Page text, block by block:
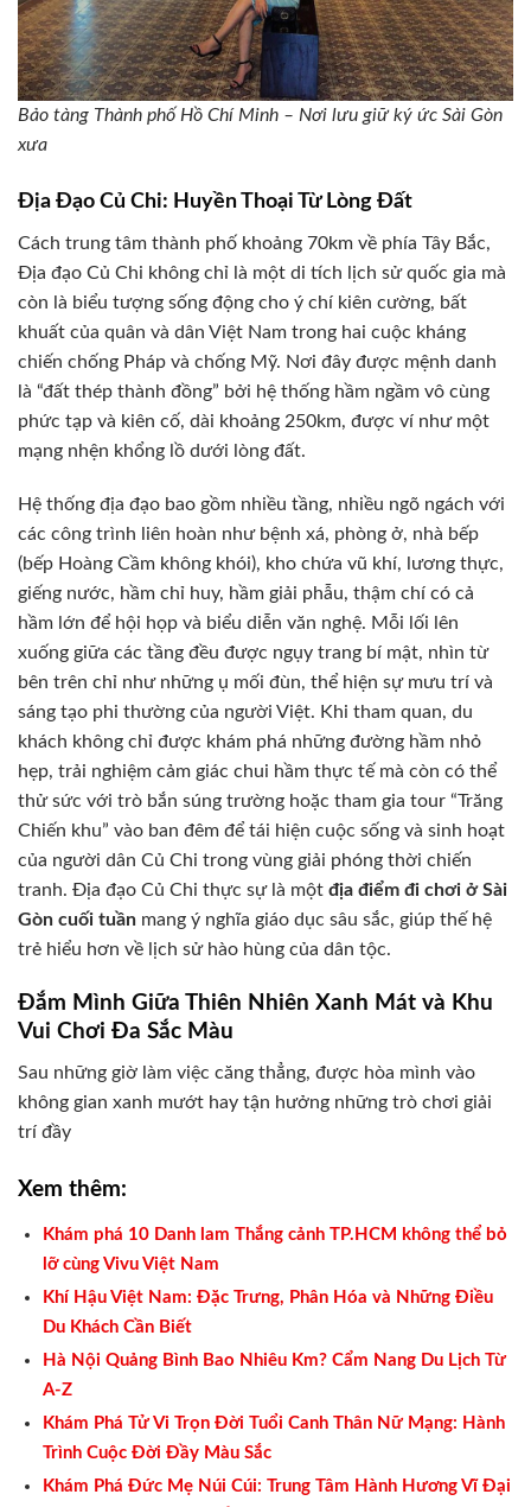
Bảo tàng Thành phố Hồ Chí Minh – Nơi lưu giữ ký ức Sài Gòn
xưa
Địa Đạo Củ Chi: Huyền Thoại Từ Lòng Đất
Cách trung tâm thành phố khoảng 70km về phía Tây Bắc,
Địa đạo Củ Chi không chỉ là một di tích lịch sử quốc gia mà
còn là biểu tượng sống động cho ý chí kiên cường, bất
khuất của quân và dân Việt Nam trong hai cuộc kháng
chiến chống Pháp và chống Mỹ. Nơi đây được mệnh danh
là “đất thép thành đồng” bởi hệ thống hầm ngầm vô cùng
phức tạp và kiên cố, dài khoảng 250km, được ví như một
mạng nhện khổng lồ dưới lòng đất.
Hệ thống địa đạo bao gồm nhiều tầng, nhiều ngõ ngách với
các công trình liên hoàn như bệnh xá, phòng ở, nhà bếp
(bếp Hoàng Cầm không khói), kho chứa vũ khí, lương thực,
giếng nước, hầm chỉ huy, hầm giải phẫu, thậm chí có cả
hầm lớn để hội họp và biểu diễn văn nghệ. Mỗi lối lên
xuống giữa các tầng đều được ngụy trang bí mật, nhìn từ
bên trên chỉ như những ụ mối đùn, thể hiện sự mưu trí và
sáng tạo phi thường của người Việt. Khi tham quan, du
khách không chỉ được khám phá những đường hầm nhỏ
hẹp, trải nghiệm cảm giác chui hầm thực tế mà còn có thể
thử sức với trò bắn súng trường hoặc tham gia tour “Trăng
Chiến khu” vào ban đêm để tái hiện cuộc sống và sinh hoạt
của người dân Củ Chi trong vùng giải phóng thời chiến
tranh. Địa đạo Củ Chi thực sự là một địa điểm đi chơi ở Sài
Gòn cuối tuần mang ý nghĩa giáo dục sâu sắc, giúp thế hệ
trẻ hiểu hơn về lịch sử hào hùng của dân tộc.
Đắm Mình Giữa Thiên Nhiên Xanh Mát và Khu
Vui Chơi Đa Sắc Màu
Sau những giờ làm việc căng thẳng, được hòa mình vào
không gian xanh mướt hay tận hưởng những trò chơi giải
trí đầy
Xem thêm:
Khám phá 10 Danh lam Thắng cảnh TP.HCM không thể bỏ
lỡ cùng Vivu Việt Nam
Khí Hậu Việt Nam: Đặc Trưng, Phân Hóa và Những Điều
Du Khách Cần Biết
Hà Nội Quảng Bình Bao Nhiêu Km? Cẩm Nang Du Lịch Từ
A-Z
Khám Phá Tử Vi Trọn Đời Tuổi Canh Thân Nữ Mạng: Hành
Trình Cuộc Đời Đầy Màu Sắc
Khám Phá Đức Mẹ Núi Cúi: Trung Tâm Hành Hương Vĩ Đại